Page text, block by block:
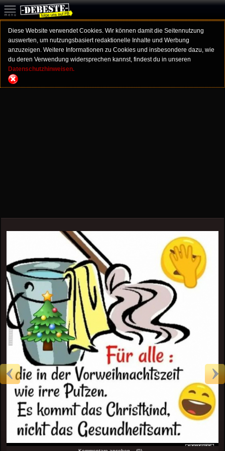
Diese Website verwendet Cookies. Wir können damit die Seitennutzung
auswerten, um nutzungsbasiert redaktionelle Inhalte und Werbung
anzuzeigen. Weitere Informationen zu Cookies und insbesondere dazu, wie
du deren Verwendung widersprechen kannst, findest du in unseren
Datenschutzhinweisen.